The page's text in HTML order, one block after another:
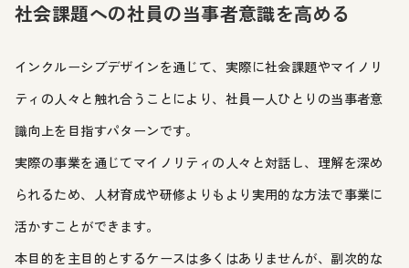
社会課題への社員の当事者意識を高める
インクルーシブデザインを通じて、実際に社会課題やマイノリ
ティの人々と触れ合うことにより、社員一人ひとりの当事者意
識向上を目指すパターンです。
実際の事業を通じてマイノリティの人々と対話し、理解を深め
られるため、人材育成や研修よりもより実用的な方法で事業に
活かすことができます。
本目的を主目的とするケースは多くはありませんが、副次的な